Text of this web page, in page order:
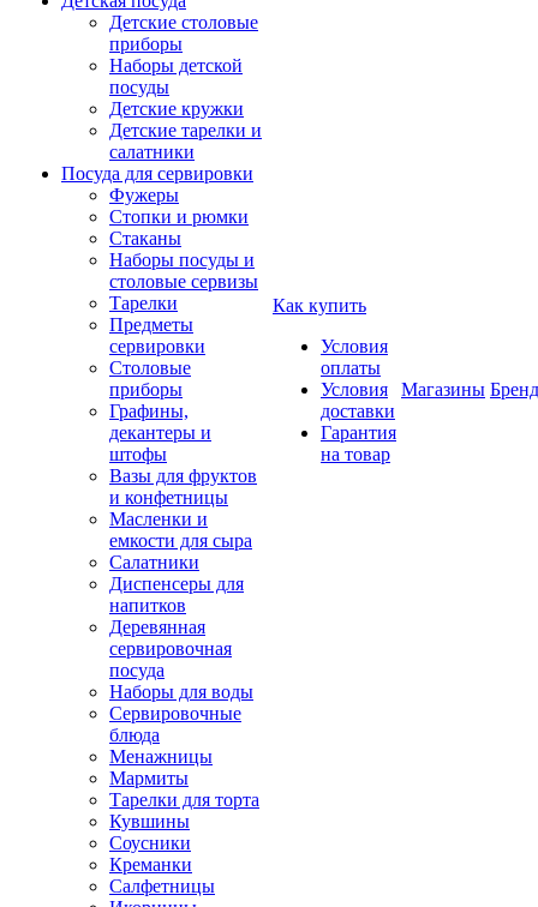
Детские столовые
приборы
Наборы детской
посуды
Детские кружки
Детские тарелки и
салатники
Посуда для сервировки
Фужеры
Стопки и рюмки
Стаканы
Наборы посуды и
столовые сервизы
Тарелки
Предметы
сервировки
Столовые
приборы
Графины,
декантеры и
штофы
Вазы для фруктов
и конфетницы
Масленки и
емкости для сыра
Салатники
Диспенсеры для
напитков
Деревянная
сервировочная
посуда
Наборы для воды
Сервировочные
блюда
Менажницы
Мармиты
Тарелки для торта
Кувшины
Соусники
Креманки
Салфетницы
Как купить
Условия
оплаты
Условия
доставки
Гарантия
на товар
Магазины